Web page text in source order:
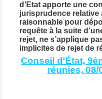
d’Etat apporte une
jurisprudence relative
raisonnable pour
requête à la suite
rejet, ne s’applique
implicites de rejet de
Conseil d'État,
réunies, 08/